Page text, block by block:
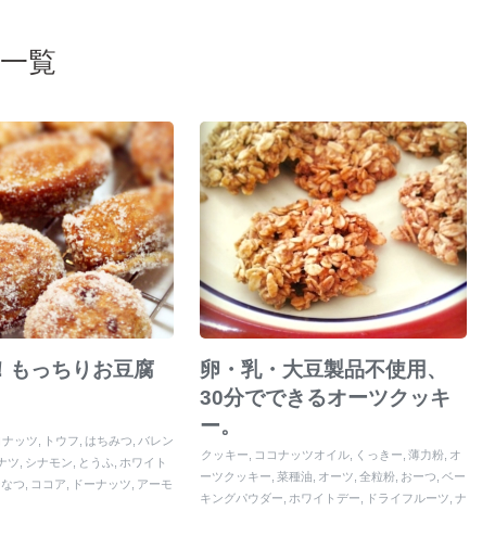
覧
もっちりお豆腐
ナッツ トウフ はちみつ バレン
ツ シナモン とうふ ホワイト
つ ココア ドーナッツ アーモ
卵・乳・大豆製品不使用、
30分でできるオーツクッキ
ー。
クッキー ココナッツオイル くっきー 薄力粉 オ
ーツクッキー 菜種油 オーツ 全粒粉 おーつ ベー
キングパウダー ホワイトデー ドライフルーツ ナ